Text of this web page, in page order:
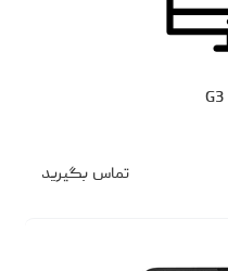
تماس بگیرید